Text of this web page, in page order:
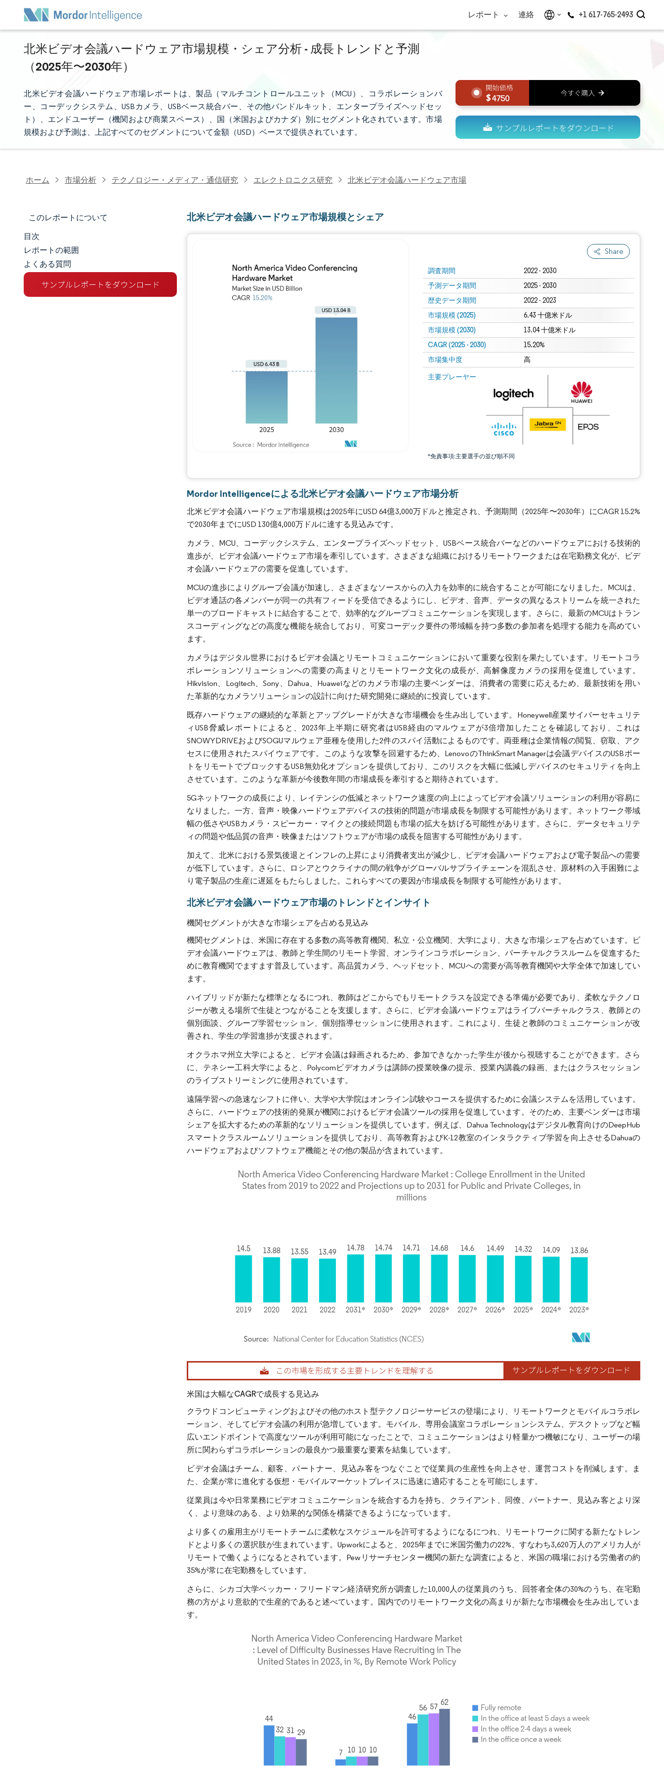
レポート 連絡 +1 617-765-2493
北米ビデオ会議ハードウェア市場規模・シェア分析 - 成長トレンドと予測
（2025年〜2030年）
北米ビデオ会議ハードウェア市場レポートは、製品（マルチコントロールユニット（MCU）、コラボレーションバ
ー、コーデックシステム、USBカメラ、USBベース統合バー、その他バンドルキット、エンタープライズヘッドセッ
ト）、エンドユーザー（機関および商業スペース）、国（米国およびカナダ）別にセグメント化されています。市場
規模および予測は、上記すべてのセグメントについて金額（USD）ベースで提供されています。
4750
ホーム 市場分析 テクノロジー・メディア・通信研究 エレクトロニクス研究 北米ビデオ会議ハードウェア市場
このレポートについて
マーケットスナップショット
市場概要
主な市場動向
目次
レポートの範囲
よくある質問
北米ビデオ会議ハードウェア市場規模とシェア
Share
調査期間 2022 - 2030
予測データ期間 2025 - 2030
歴史データ期間 2022 - 2023
市場規模 (2025) 6.43 十億米ドル
市場規模 (2030) 13.04 十億米ドル
CAGR (2025 - 2030) 15.20%
市場集中度 高
主要プレーヤー
*免責事項:主要選手の並び順不同
Mordor Intelligenceによる北米ビデオ会議ハードウェア市場分析
北米ビデオ会議ハードウェア市場規模は2025年にUSD 64億3,000万ドルと推定され、予測期間（2025年〜2030年）にCAGR 15.2%
で2030年までにUSD 130億4,000万ドルに達する見込みです。
カメラ、MCU、コーデックシステム、エンタープライズヘッドセット、USBベース統合バーなどのハードウェアにおける技術的
進歩が、ビデオ会議ハードウェア市場を牽引しています。さまざまな組織におけるリモートワークまたは在宅勤務文化が、ビデ
オ会議ハードウェアの需要を促進しています。
MCUの進歩によりグループ会議が加速し、さまざまなソースからの入力を効率的に統合することが可能になりました。MCUは、
ビデオ通話の各メンバーが同一の共有フィードを受信できるようにし、ビデオ、音声、データの異なるストリームを統一された
単一のブロードキャストに結合することで、効率的なグループコミュニケーションを実現します。さらに、最新のMCUはトラン
スコーディングなどの高度な機能を統合しており、可変コーデック要件の帯域幅を持つ多数の参加者を処理する能力を高めてい
ます。
カメラはデジタル世界におけるビデオ会議とリモートコミュニケーションにおいて重要な役割を果たしています。リモートコラ
ボレーションソリューションへの需要の高まりとリモートワーク文化の成長が、高解像度カメラの採用を促進しています。
Hikvision、Logitech、Sony、Dahua、Huaweiなどのカメラ市場の主要ベンダーは、消費者の需要に応えるため、最新技術を用い
た革新的なカメラソリューションの設計に向けた研究開発に継続的に投資しています。
既存ハードウェアの継続的な革新とアップグレードが大きな市場機会を生み出しています。Honeywell産業サイバーセキュリテ
ィUSB脅威レポートによると、2023年上半期に研究者はUSB経由のマルウェアが3倍増加したことを確認しており、これは
SNOWYDRIVEおよびSOGUマルウェア亜種を使用した2件のスパイ活動によるものです。両亜種は企業情報の閲覧、窃取、アク
セスに使用されたスパイウェアです。このような攻撃を回避するため、LenovoのThinkSmart Managerは会議デバイスのUSBポー
トをリモートでブロックするUSB無効化オプションを提供しており、このリスクを大幅に低減しデバイスのセキュリティを向上
させています。このような革新が今後数年間の市場成長を牽引すると期待されています。
5Gネットワークの成長により、レイテンシの低減とネットワーク速度の向上によってビデオ会議ソリューションの利用が容易に
なりました。一方、音声・映像ハードウェアデバイスの技術的問題が市場成長を制限する可能性があります。ネットワーク帯域
幅の低さやUSBカメラ・スピーカー・マイクとの接続問題も市場の拡大を妨げる可能性があります。さらに、データセキュリテ
ィの問題や低品質の音声・映像またはソフトウェアが市場の成長を阻害する可能性があります。
加えて、北米における景気後退とインフレの上昇により消費者支出が減少し、ビデオ会議ハードウェアおよび電子製品への需要
が低下しています。さらに、ロシアとウクライナの間の戦争がグローバルサプライチェーンを混乱させ、原材料の入手困難によ
り電子製品の生産に遅延をもたらしました。これらすべての要因が市場成長を制限する可能性があります。
北米ビデオ会議ハードウェア市場のトレンドとインサイト
機関セグメントが大きな市場シェアを占める見込み
機関セグメントは、米国に存在する多数の高等教育機関、私立・公立機関、大学により、大きな市場シェアを占めています。ビ
デオ会議ハードウェアは、教師と学生間のリモート学習、オンラインコラボレーション、バーチャルクラスルームを促進するた
めに教育機関でますます普及しています。高品質カメラ、ヘッドセット、MCUへの需要が高等教育機関や大学全体で加速してい
ます。
ハイブリッドが新たな標準となるにつれ、教師はどこからでもリモートクラスを設定できる準備が必要であり、柔軟なテクノロ
ジーが教える場所で生徒とつながることを支援します。さらに、ビデオ会議ハードウェアはライブバーチャルクラス、教師との
個別面談、グループ学習セッション、個別指導セッションに使用されます。これにより、生徒と教師のコミュニケーションが改
善され、学生の学習進捗が支援されます。
オクラホマ州立大学によると、ビデオ会議は録画されるため、参加できなかった学生が後から視聴することができます。さら
に、テネシー工科大学によると、Polycomビデオカメラは講師の授業映像の提示、授業内講義の録画、またはクラスセッション
のライブストリーミングに使用されています。
遠隔学習への急速なシフトに伴い、大学や大学院はオンライン試験やコースを提供するために会議システムを活用しています。
さらに、ハードウェアの技術的発展が機関におけるビデオ会議ツールの採用を促進しています。そのため、主要ベンダーは市場
シェアを拡大するための革新的なソリューションを提供しています。例えば、Dahua Technologyはデジタル教育向けのDeepHub
スマートクラスルームソリューションを提供しており、高等教育およびK-12教室のインタラクティブ学習を向上させるDahuaの
ハードウェアおよびソフトウェア機能とその他の製品が含まれています。
画像 © Mordor Intelligence。再利用にはCC BY 4.0の表示が必要です。
米国は大幅なCAGRで成長する見込み
クラウドコンピューティングおよびその他のホスト型テクノロジーサービスの登場により、リモートワークとモバイルコラボレ
ーション、そしてビデオ会議の利用が急増しています。モバイル、専用会議室コラボレーションシステム、デスクトップなど幅
広いエンドポイントで高度なツールが利用可能になったことで、コミュニケーションはより軽量かつ機敏になり、ユーザーの場
所に関わらずコラボレーションの最良かつ最重要な要素を結集しています。
ビデオ会議はチーム、顧客、パートナー、見込み客をつなぐことで従業員の生産性を向上させ、運営コストを削減します。ま
た、企業が常に進化する仮想・モバイルマーケットプレイスに迅速に適応することを可能にします。
従業員は今や日常業務にビデオコミュニケーションを統合する力を持ち、クライアント、同僚、パートナー、見込み客とより深
く、より意味のある、より効果的な関係を構築できるようになっています。
より多くの雇用主がリモートチームに柔軟なスケジュールを許可するようになるにつれ、リモートワークに関する新たなトレン
ドとより多くの選択肢が生まれています。Upworkによると、2025年までに米国労働力の22%、すなわち3,620万人のアメリカ人が
リモートで働くようになるとされています。Pewリサーチセンター機関の新たな調査によると、米国の職場における労働者の約
35%が常に在宅勤務をしています。
さらに、シカゴ大学ベッカー・フリードマン経済研究所が調査した10,000人の従業員のうち、回答者全体の30%のうち、在宅勤
務の方がより意欲的で生産的であると述べています。国内でのリモートワーク文化の高まりが新たな市場機会を生み出していま
す。